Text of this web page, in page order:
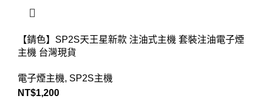
【錆色】SP2S天王星新款 注油式主機 套裝注油電子煙
主機 台灣現貨
電子煙主機, SP2S主機
NT$1,200